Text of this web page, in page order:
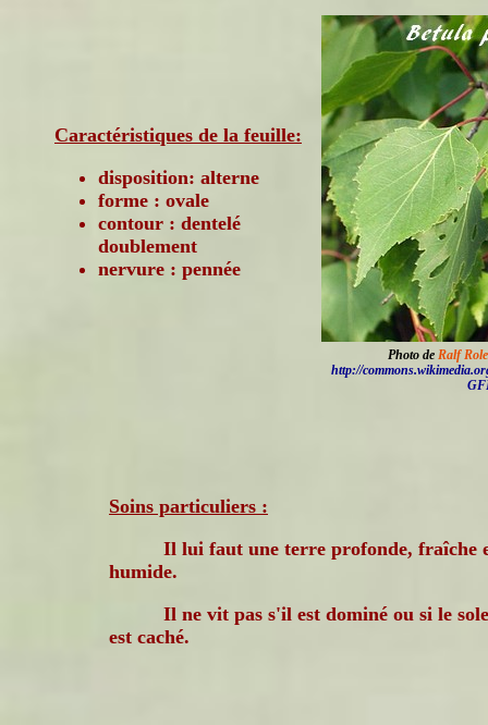
Photo de Ralf
http://
Caractéristiques de la feuille:
disposition: alterne
forme : ovale
contour : dentelé
doublement
nervure : pennée
Soins particuliers :
Il lui faut une terre profonde, fraîche
humide.
Il ne vit pas s'il est dominé ou si le
est caché.